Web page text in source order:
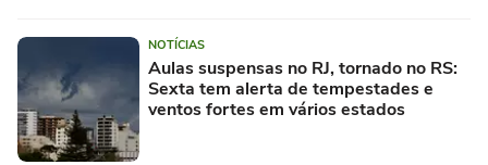
NOTÍCIAS
Aulas suspensas no RJ, tornado no RS:
Sexta tem alerta de tempestades e
ventos fortes em vários estados